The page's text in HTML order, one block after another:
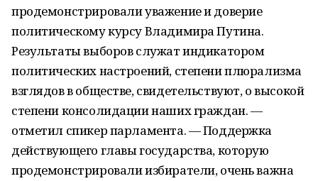
продемонстрировали уважение и доверие
политическому курсу Владимира Путина.
Результаты выборов служат индикатором
политических настроений, степени плюрализма
взглядов в обществе, свидетельствуют, о высокой
степени консолидации наших граждан. —
отметил спикер парламента. — Поддержка
действующего главы государства, которую
продемонстрировали избиратели, очень важна